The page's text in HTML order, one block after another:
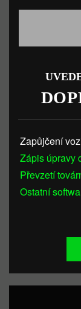
Zapůjčení
Zápis úpravy
Převzetí
Ostatní